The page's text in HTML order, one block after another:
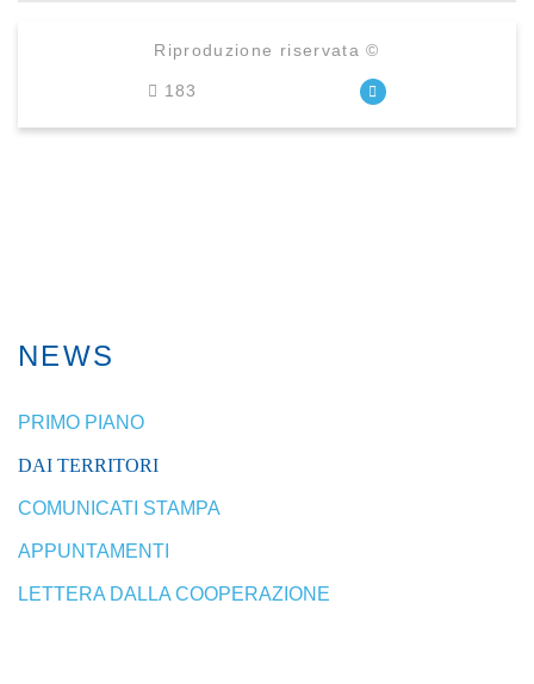
Riproduzione riservata ©
183
NEWS
PRIMO PIANO
DAI TERRITORI
COMUNICATI STAMPA
APPUNTAMENTI
LETTERA DALLA COOPERAZIONE